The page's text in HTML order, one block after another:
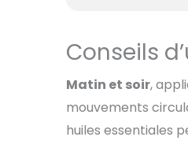
Conseils
Matin et soir,
mouvements
huiles essentiales